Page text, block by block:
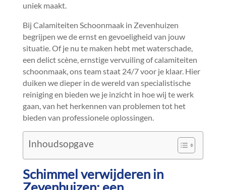
uniek maakt.​
Bij Calamiteiten Schoonmaak in Zevenhuizen
begrijpen we de ernst en gevoeligheid van jouw
situatie.​ Of je nu te maken hebt met waterschade,
een delict scène, ernstige vervuiling of calamiteiten
schoonmaak, ons team staat 24/7 voor je klaar.​ Hier
duiken we dieper in de wereld van specialistische
reiniging en bieden we je inzicht in hoe wij te werk
gaan, van het herkennen van problemen tot het
bieden van professionele oplossingen.​
Inhoudsopgave
Schimmel verwijderen in